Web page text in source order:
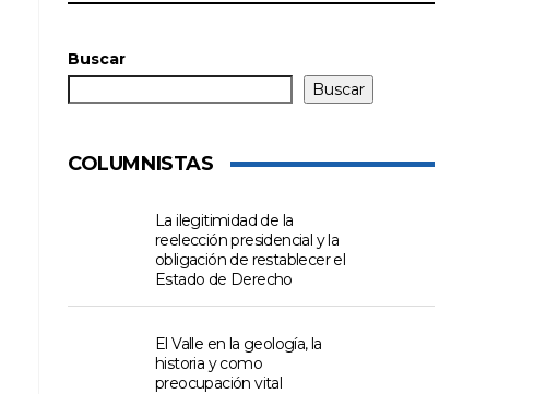
Buscar
Buscar
COLUMNISTAS
La ilegitimidad de la
reelección presidencial y la
obligación de restablecer el
Estado de Derecho
El Valle en la geología, la
historia y como
preocupación vital